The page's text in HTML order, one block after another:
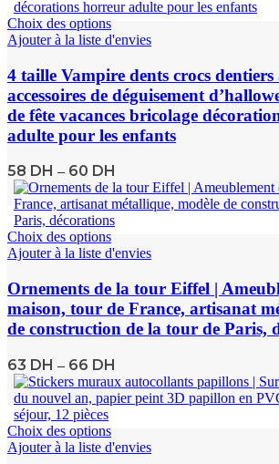
Choix des options
Ajouter à la liste d'envies
4 taille Vampire dents crocs dentiers
accessoires de déguisement
de fête vacances bricolage
adulte pour les enfants
58 DH – 60 DH
Choix des options
Ajouter à la liste d'envies
Ornements de la tour Eiffel |
maison, tour de France, artisanat
de construction de la tour de Paris,
63 DH – 66 DH
Choix des options
Ajouter à la liste d'envies